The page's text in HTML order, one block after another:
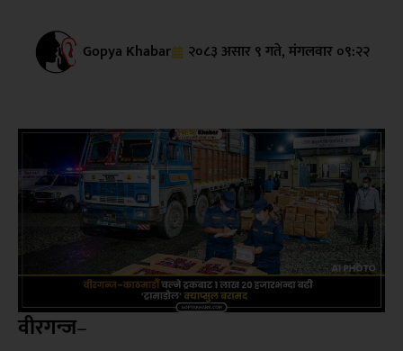
Gopya Khabar २०८३ असार ९ गते, मंगलवार ०९:२२
वीरगन्ज–